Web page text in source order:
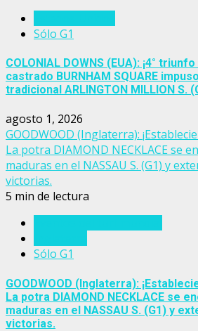
Sólo G1
COLONIAL DOWNS (EUA): ¡4°
castrado BURNHAM SQUARE
tradicional ARLINGTON MILLION S.
agosto 1, 2026
GOODWOOD (Inglaterra):
La potra DIAMOND NECKLACE se
maduras en el NASSAU S. (G1) y
victorias.
5 min de lectura
Sólo G1
GOODWOOD (Inglaterra):
La potra DIAMOND NECKLACE se
maduras en el NASSAU S. (G1) y
victorias.